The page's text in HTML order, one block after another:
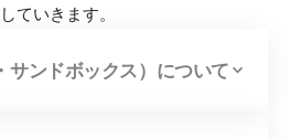
ていきます。
ンドボックス）について